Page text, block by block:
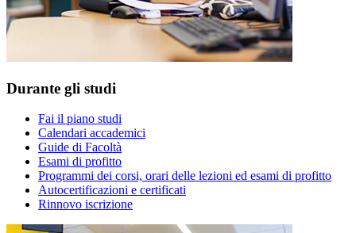
Durante gli studi
Fai il piano studi
Calendari accademici
Guide di Facoltà
Esami di profitto
Programmi dei corsi, orari delle lezioni ed esami di profitto
Autocertificazioni e certificati
Rinnovo iscrizione